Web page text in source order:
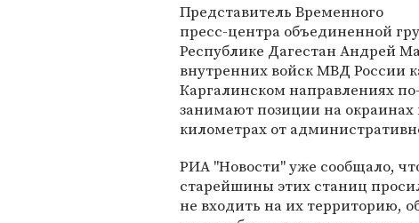
Представитель Временного
пресс-центра объединенной
Республике Дагестан Андрей
внутренних войск МВД России
Каргалинском направлениях
занимают позиции на окраинах
километрах от
РИА "Новости" уже сообщало,
старейшины этих станиц
не входить на их территорию,